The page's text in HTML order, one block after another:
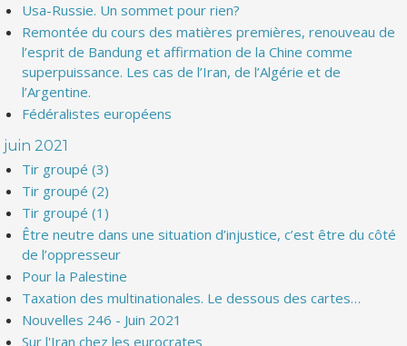
Usa-Russie. Un sommet pour rien?
Remontée du cours des matières premières, renouveau de
l’esprit de Bandung et affirmation de la Chine comme
superpuissance. Les cas de l’Iran, de l’Algérie et de
l’Argentine.
Fédéralistes européens
juin 2021
Tir groupé (3)
Tir groupé (2)
Tir groupé (1)
Être neutre dans une situation d’injustice, c’est être du côté
de l’oppresseur
Pour la Palestine
Taxation des multinationales. Le dessous des cartes…
Nouvelles 246 - Juin 2021
Sur l'Iran chez les eurocrates